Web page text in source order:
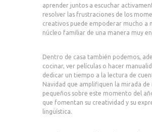
aprender juntos a escuchar
resolver las frustraciones de los
creativos puede empoderar mucho a
núcleo familiar de una manera muy
Dentro de casa también podemos,
cocinar, ver películas o hacer
dedicar un tiempo a la lectura de
Navidad que amplifiquen la mirada de
pequeños sobre este momento del
que fomentan su creatividad y su
lingüística.